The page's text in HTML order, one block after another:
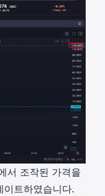
서 조작된 가격을
트하였습니다.